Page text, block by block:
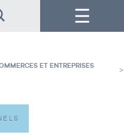
Menu
ET ENTREPRISES